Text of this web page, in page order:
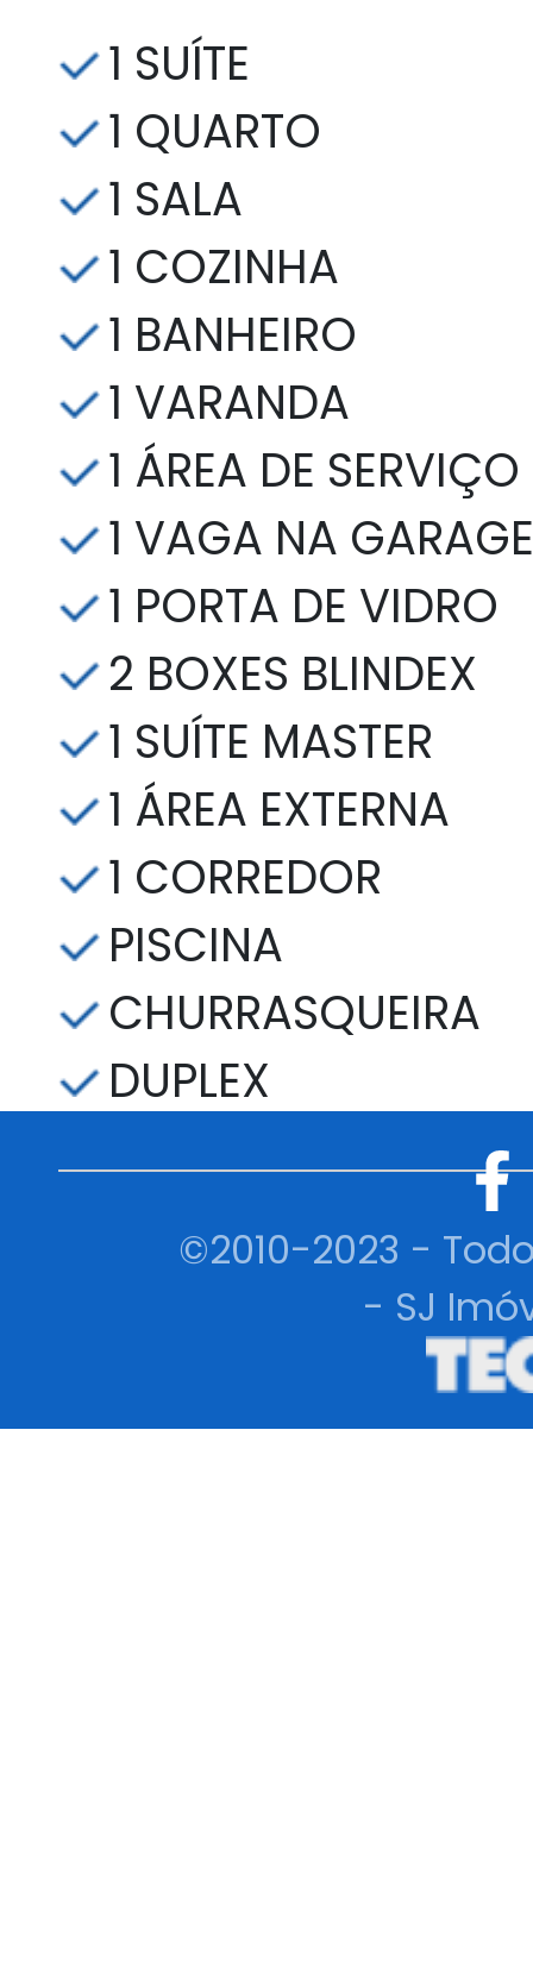
1 SUÍTE
1 QUARTO
1 SALA
1 COZINHA
1 BANHEIRO
1 VARANDA
1 ÁREA DE SERVIÇO
1 VAGA NA
1 PORTA DE VIDRO
2 BOXES BLINDEX
1 SUÍTE MASTER
1 ÁREA EXTERNA
1 CORREDOR
PISCINA
CHURRASQUEIRA
DUPLEX
©2010-2023 -
- SJ